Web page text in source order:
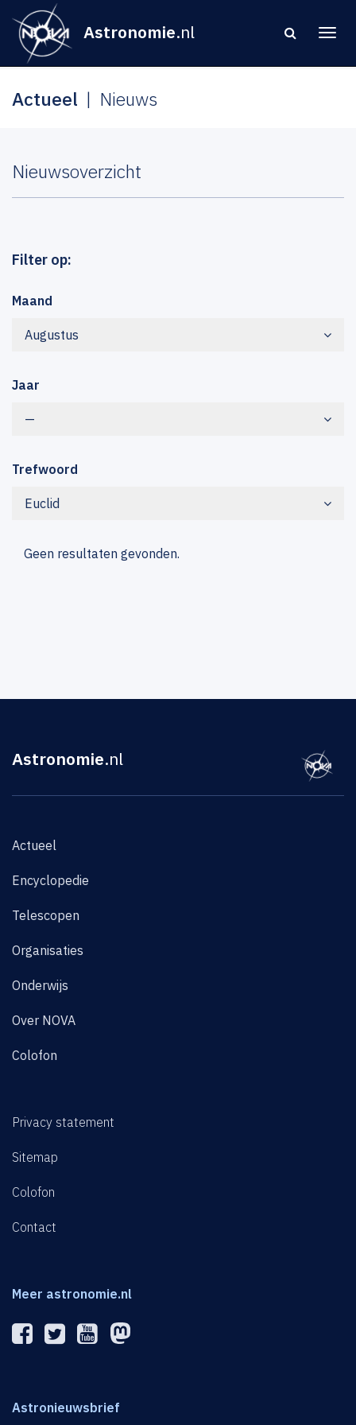
Astronomie.nl
Actueel Nieuws
Nieuwsoverzicht
Filter op:
Maand
Augustus
Jaar
—
Trefwoord
Euclid
Geen resultaten gevonden.
Astronomie.nl
Actueel
Encyclopedie
Telescopen
Organisaties
Onderwijs
Over NOVA
Colofon
Privacy statement
Sitemap
Colofon
Contact
Meer astronomie.nl
Astronieuwsbrief